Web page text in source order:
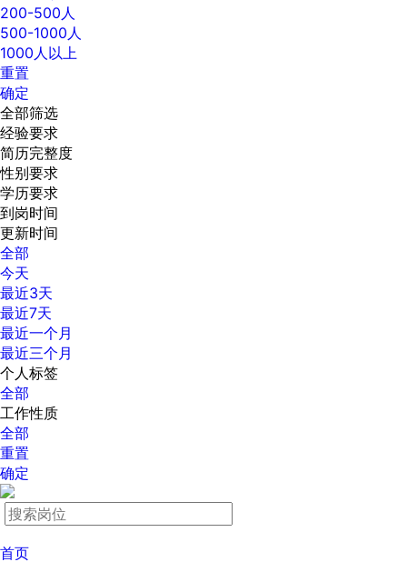
200-500人
500-1000人
1000人以上
重置
确定
全部筛选
经验要求
简历完整度
性别要求
学历要求
到岗时间
更新时间
全部
今天
最近3天
最近7天
最近一个月
最近三个月
个人标签
全部
工作性质
全部
重置
确定
首页